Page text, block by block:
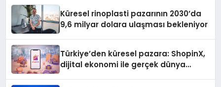
Küresel rinoplasti pazarının 2030’da
9,6 milyar dolara ulaşması bekleniyor
Türkiye’den küresel pazara: ShopinX,
dijital ekonomi ile gerçek dünya